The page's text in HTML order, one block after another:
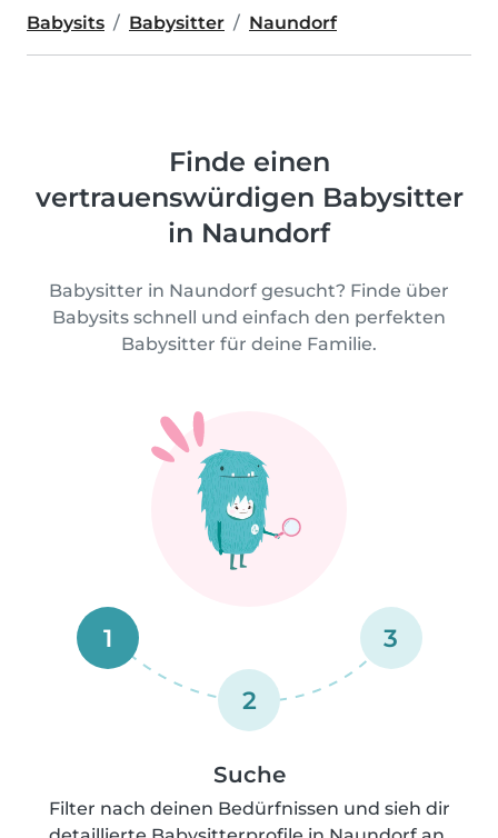
Babysits Babysitter Naundorf
Finde einen
vertrauenswürdigen Babysitter
in Naundorf
Babysitter in Naundorf gesucht? Finde über
Babysits schnell und einfach den perfekten
Babysitter für deine Familie.
1
2
3
Suche
Filter nach deinen Bedürfnissen und sieh dir